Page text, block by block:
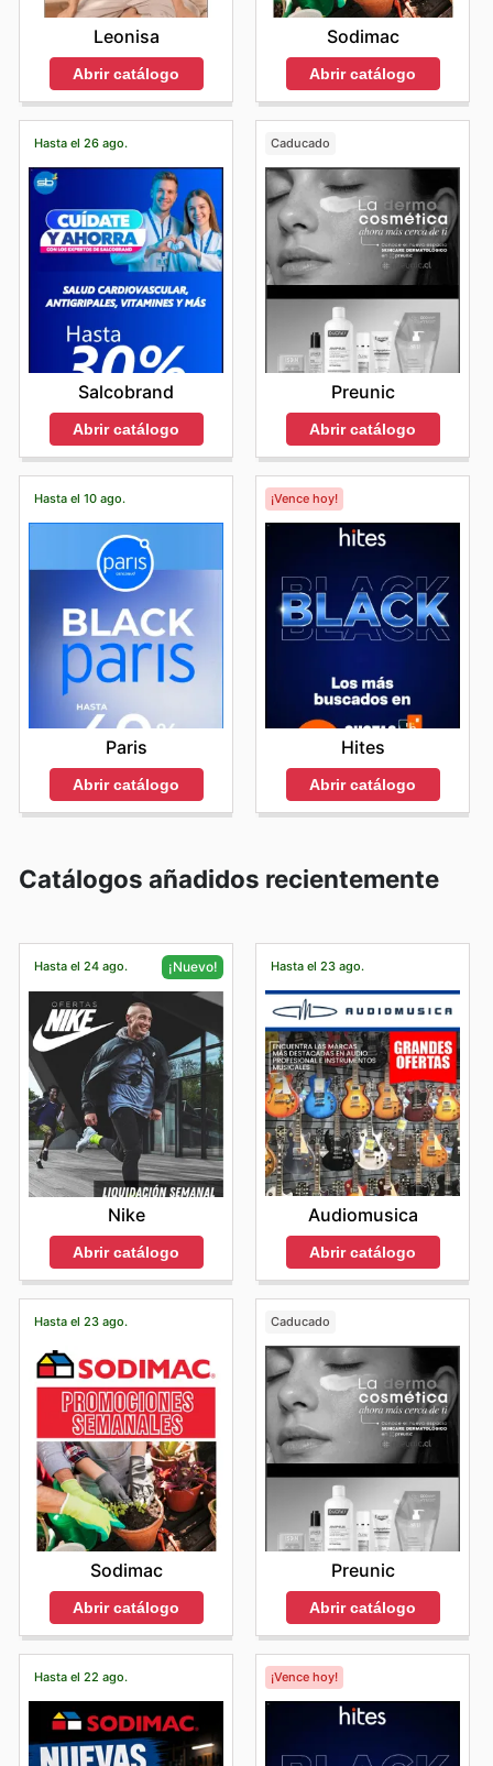
Leonisa
Abrir catálogo
Sodimac
Abrir catálogo
Hasta el 26 ago.
Salcobrand
Abrir catálogo
Caducado
Preunic
Abrir catálogo
Hasta el 10 ago.
Paris
Abrir catálogo
¡Vence hoy!
Hites
Abrir catálogo
Catálogos añadidos recientemente
Hasta el 24 ago. ¡Nuevo!
Nike
Abrir catálogo
Hasta el 23 ago.
Audiomusica
Abrir catálogo
Hasta el 23 ago.
Sodimac
Abrir catálogo
Caducado
Preunic
Abrir catálogo
Hasta el 22 ago. ¡Vence hoy!